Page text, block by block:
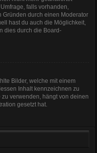
falls vorhanden,
Gründen durch einen Moderator
hast du auch die Möglichkeit,
dies durch die Board-
Bilder, welche mit einem
Inhalt kennzeichnen zu
verwenden, hängt von deinen
gesetzt hat.